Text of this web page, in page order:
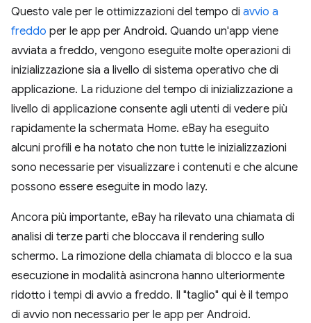
Questo vale per le ottimizzazioni del tempo di avvio a
freddo per le app per Android. Quando un'app viene
avviata a freddo, vengono eseguite molte operazioni di
inizializzazione sia a livello di sistema operativo che di
applicazione. La riduzione del tempo di inizializzazione a
livello di applicazione consente agli utenti di vedere più
rapidamente la schermata Home. eBay ha eseguito
alcuni profili e ha notato che non tutte le inizializzazioni
sono necessarie per visualizzare i contenuti e che alcune
possono essere eseguite in modo lazy.
Ancora più importante, eBay ha rilevato una chiamata di
analisi di terze parti che bloccava il rendering sullo
schermo. La rimozione della chiamata di blocco e la sua
esecuzione in modalità asincrona hanno ulteriormente
ridotto i tempi di avvio a freddo. Il "taglio" qui è il tempo
di avvio non necessario per le app per Android.